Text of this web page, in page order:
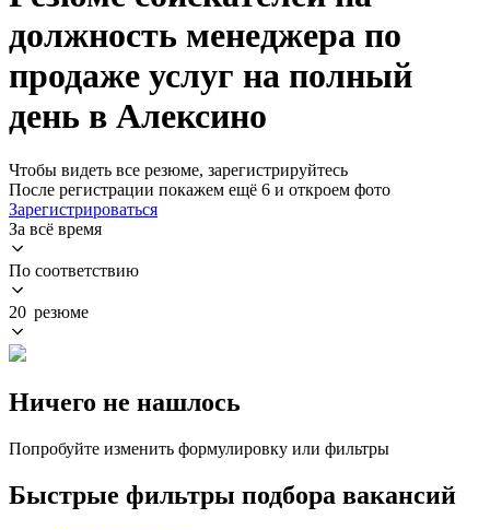
должность менеджера по
продаже услуг на полный
день в Алексино
Чтобы видеть все резюме, зарегистрируйтесь
После регистрации покажем ещё 6 и откроем фото
Зарегистрироваться
За всё время
По соответствию
20 резюме
Ничего не нашлось
Попробуйте изменить формулировку или фильтры
Быстрые фильтры подбора вакансий